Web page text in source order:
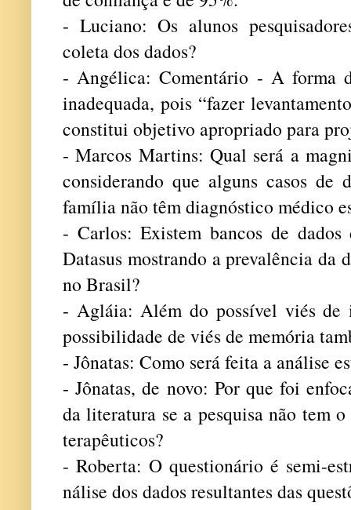
- Luciano: Os alunos
coleta dos dados?
- Angélica: Comentário - A forma
inadequada, pois “fazer
constitui objetivo apropriado para
- Marcos Martins: Qual será a
considerando que alguns casos de
família não têm diagnóstico médico
- Carlos: Existem bancos de
Datasus mostrando a prevalência da
no Brasil?
- Agláia: Além do possível viés de
possibilidade de viés de memória
- Jônatas: Como será feita a análise
- Jônatas, de novo: Por que foi
da literatura se a pesquisa não tem
terapêuticos?
- Roberta: O questionário é semi-
nálise dos dados resultantes das